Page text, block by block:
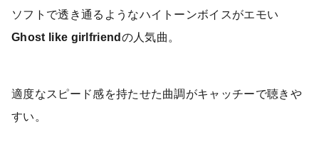
ソフトで透き通るようなハイトーンボイスがエモい
Ghost like girlfriend の人気曲。
適度なスピード感を持たせた曲調がキャッチーで聴きや
すい。